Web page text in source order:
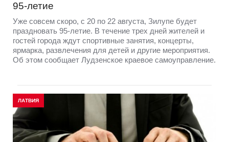
95-летие
Уже совсем скоро, с 20 по 22 августа, Зилупе будет
праздновать 95-летие. В течение трех дней жителей и
гостей города ждут спортивные занятия, концерты,
ярмарка, развлечения для детей и другие мероприятия.
Об этом сообщает Лудзенское краевое самоуправление.
ЛАТВИЯ